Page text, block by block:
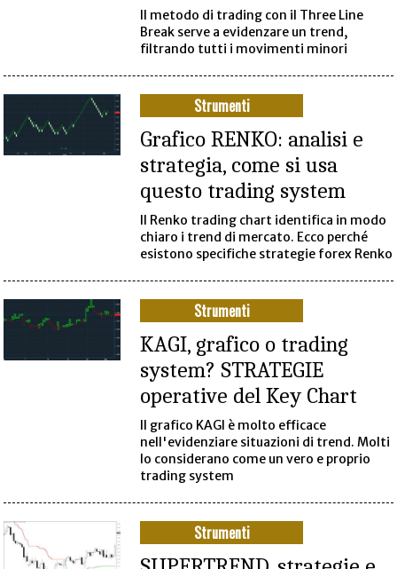
Il metodo di trading con il Three Line
Break serve a evidenzare un trend,
filtrando tutti i movimenti minori
Strumenti
Grafico RENKO: analisi e
strategia, come si usa
questo trading system
Il Renko trading chart identifica in modo
chiaro i trend di mercato. Ecco perché
esistono specifiche strategie forex Renko
Strumenti
KAGI, grafico o trading
system? STRATEGIE
operative del Key Chart
Il grafico KAGI è molto efficace
nell'evidenziare situazioni di trend. Molti
lo considerano come un vero e proprio
trading system
Strumenti